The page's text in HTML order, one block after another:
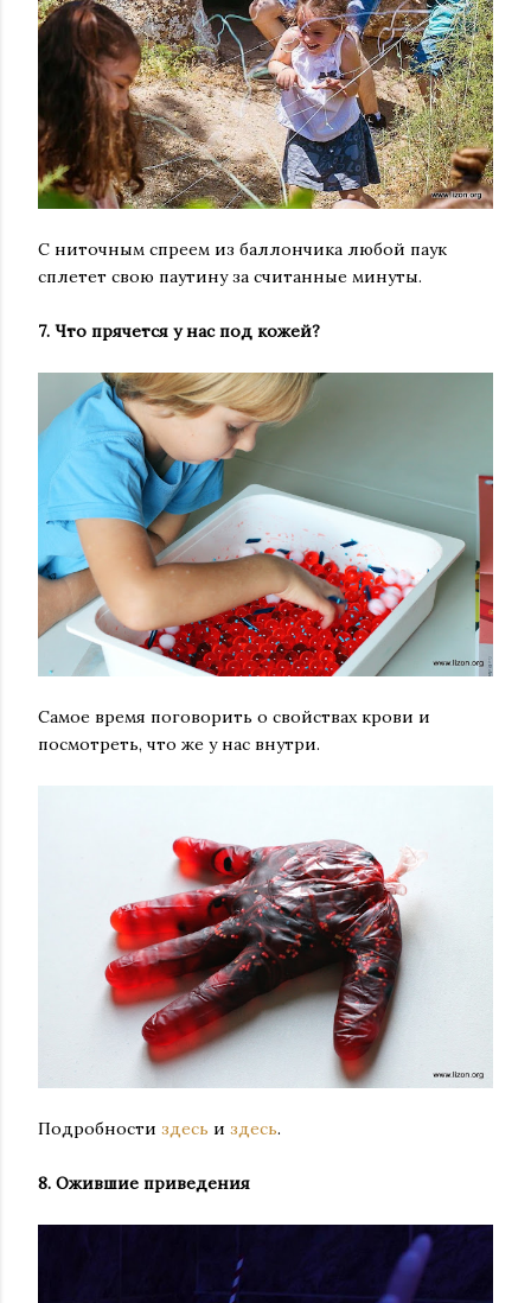
С ниточным спреем из баллончика любой паук
сплетет свою паутину за считанные минуты.
7️. Что прячется у нас под кожей?
Самое время поговорить о свойствах крови и
посмотреть, что же у нас внутри.
Подробности здесь и здесь.
8. Ожившие приведения